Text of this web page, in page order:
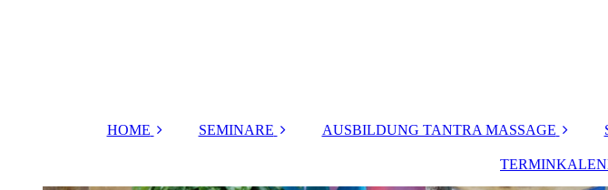
HOME SEMINARE AUSBILDUNG TANTRA MASSAGE